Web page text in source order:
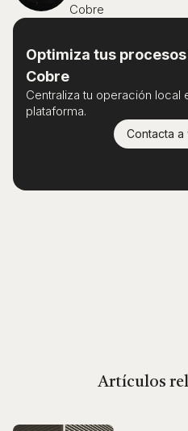
Cobre
Optimiza tus
Cobre
Centraliza tu operación local
plataforma.
Contacta a
Artículos